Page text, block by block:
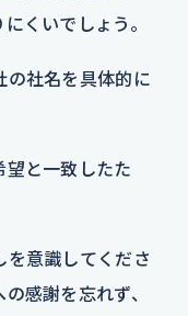
くいでしょう。
の社名を具体的に
望と一致したた
を意識してくださ
感謝を忘れず、